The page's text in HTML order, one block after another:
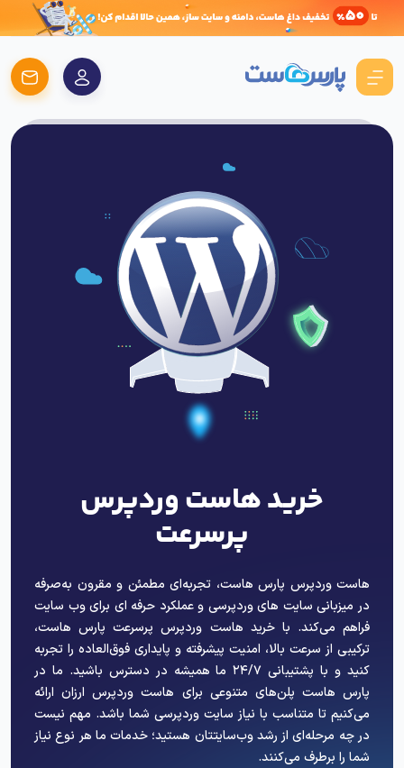
خرید هاست وردپرس
پرسرعت
هاست وردپرس پارس هاست، تجربه‌ای مطمئن و مقرون به‌صرفه
در میزبانی سایت های وردپرسی و عملکرد حرفه ای برای وب سایت
فراهم می‌کند. با خرید هاست وردپرس پرسرعت پارس هاست،
ترکیبی از سرعت بالا، امنیت پیشرفته و پایداری فوق‌العاده را تجربه
کنید و با پشتیبانی ۲۴/۷ ما همیشه در دسترس باشید. ما در
پارس هاست پلن‌های متنوعی برای هاست وردپرس ارزان ارائه
می‌کنیم تا متناسب با نیاز سایت وردپرسی شما باشد. مهم نیست
در چه مرحله‌ای از رشد وب‌سایتتان هستید؛ خدمات ما هر نوع نیاز
شما را برطرف می‌کنند.